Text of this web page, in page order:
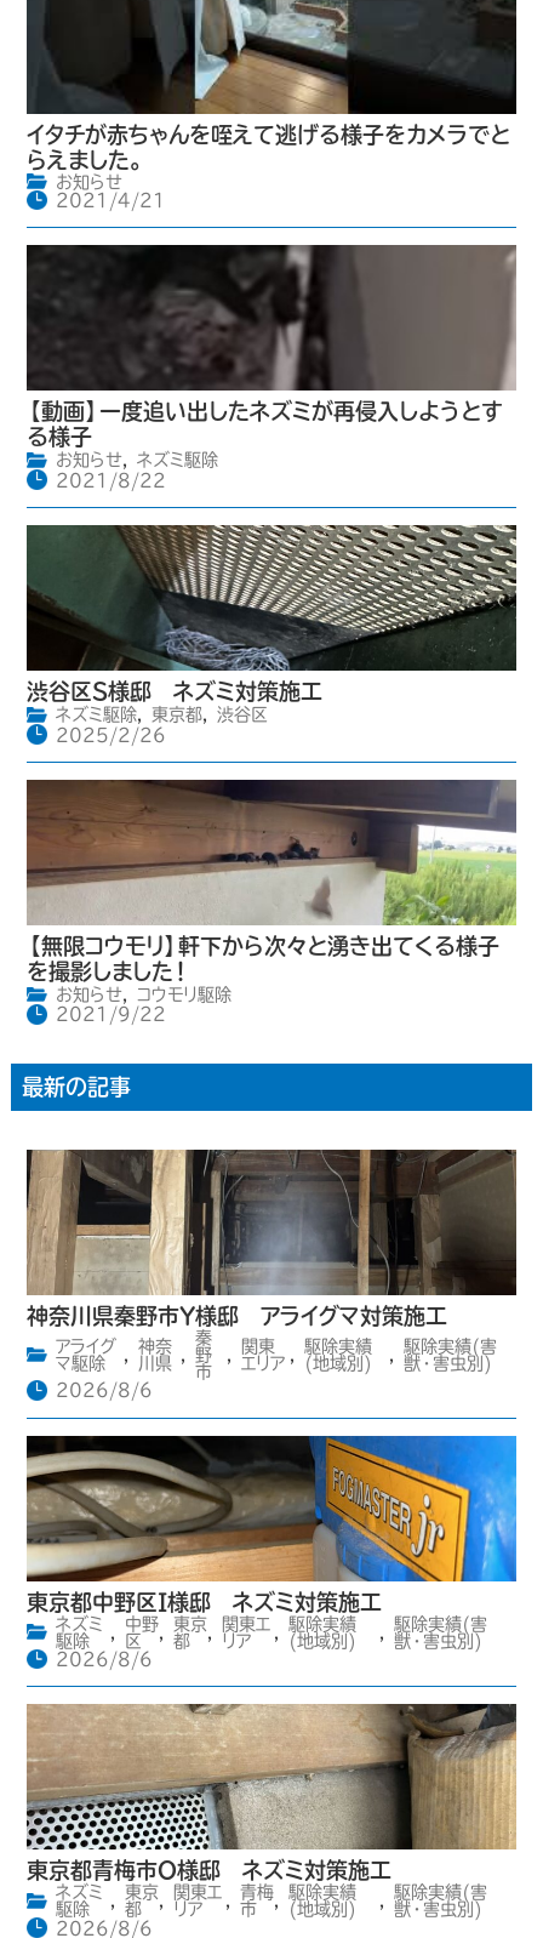
イタチが赤ちゃんを咥えて逃げる様子をカメラでと
らえました。
お知らせ
2021/4/21
【動画】一度追い出したネズミが再侵入しようとす
る様子
お知らせ,
ネズミ駆除
2021/8/22
渋谷区S様邸 ネズミ対策施工
ネズミ駆除, 東京都,
渋谷区
2025/2/26
【無限コウモリ】軒下から次々と湧き出てくる様子
を撮影しました！
お知らせ,
コウモリ駆除
2021/9/22
最新の記事
神奈川県秦野市Y様邸 アライグマ対策施工
アライグ
マ駆除
,
神奈
川県 ,
秦
野
市
,
関東
エリア ,
駆除実績
(地域別)
,
駆除実績(害
獣・害虫別)
2026/8/6
東京都中野区I様邸 ネズミ対策施工
ネズミ
駆除
中野
区
東京
都
関東エ
リア
駆除実績
(地域別)
駆除実績(害
獣・害虫別)
2026/8/6
東京都青梅市O様邸 ネズミ対策施工
ネズミ
駆除
,
東京
都
,
関東エ
リア
,
青梅
市
,
駆除実績
(地域別)
,
駆除実績(害
獣・害虫別)
2026/8/6